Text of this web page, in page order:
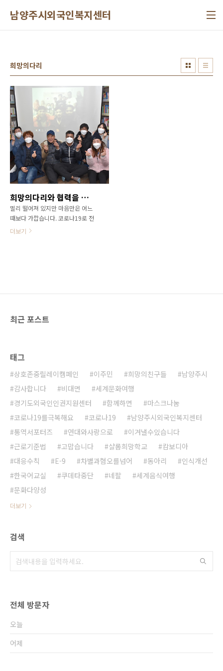
남양주시외국인복지센터
희망의다리
희망의다리와 협력을 위한 협약식
멀리 떨어져 있지만 마음만은 어느
때보다 가깝습니다. 코로나19로 전
세계가 몸살을 앓고 있는 가운데에서
프게 치루어진 협약식이었지만 마음
희망의다리가 될 수 있도록 최선을
주세요!
더보기
최근 포스트
태그
상호존중릴레이캠페인 이주민 희망의친구들
남양주시
감사합니다
비대면
세계문화여행
경기도외국인인권지원센터
함께하면
마스크나눔
코로나19를극복해요
코로나19
남양주시외국인복지센터
통역서포터즈
연대와사랑으로
이겨낼수있습니다
근로기준법
고맙습니다 샬롬희망학교
캄보디아
대응수칙
E-9 차별과혐오를넘어 동아리
인식개선
한국어교실
쿠데타중단 네팔
세계음식여행
문화다양성
더보기
검색
전체 방문자
오늘
어제